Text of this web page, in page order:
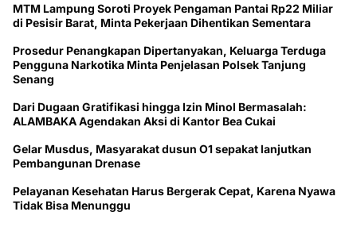
MTM Lampung Soroti Proyek Pengaman Pantai Rp22 Miliar
di Pesisir Barat, Minta Pekerjaan Dihentikan Sementara
Prosedur Penangkapan Dipertanyakan, Keluarga Terduga
Pengguna Narkotika Minta Penjelasan Polsek Tanjung
Senang
Dari Dugaan Gratifikasi hingga Izin Minol Bermasalah:
ALAMBAKA Agendakan Aksi di Kantor Bea Cukai
Gelar Musdus, Masyarakat dusun O1 sepakat lanjutkan
Pembangunan Drenase
Pelayanan Kesehatan Harus Bergerak Cepat, Karena Nyawa
Tidak Bisa Menunggu